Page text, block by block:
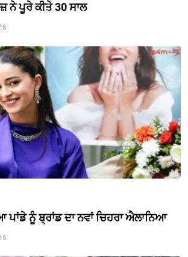
ਨੇ ਪੂਰੇ ਕੀਤੇ 30 ਸਾਲ
ਨੂੰ ਬ੍ਰਾਂਡ ਦਾ ਨਵਾਂ ਚਿਹਰਾ ਐਲਾਨਿਆ